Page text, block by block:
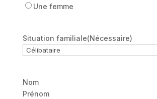
Une femme
Situation familiale(Nécessaire)
Nom
Prénom